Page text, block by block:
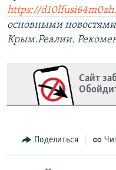
https://
основными
Крым.Реалии.
Сайт
Поделиться